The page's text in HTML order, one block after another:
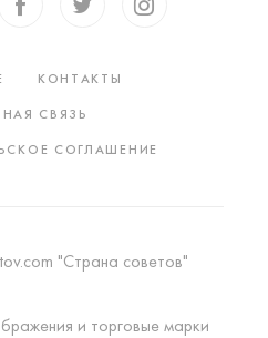
КОНТАКТЫ
СВЯЗЬ
СОГЛАШЕНИЕ
"Страна советов"
и торговые марки